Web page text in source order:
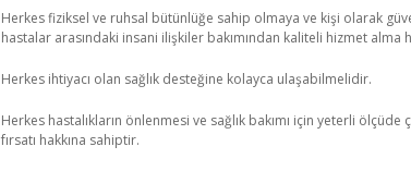
Herkes fiziksel ve ruhsal bütünlüğe sahip olmaya ve kişi olarak
hastalar arasındaki insani ilişkiler bakımından kaliteli hizmet alma
Herkes ihtiyacı olan sağlık desteğine kolayca ulaşabilmelidir.
Herkes hastalıkların önlenmesi ve sağlık bakımı için yeterli
fırsatı hakkına sahiptir.